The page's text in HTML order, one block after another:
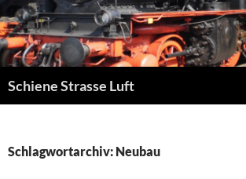
Zum
Inhalt
springen
Schiene Strasse Luft
Schlagwortarchiv: Neubau